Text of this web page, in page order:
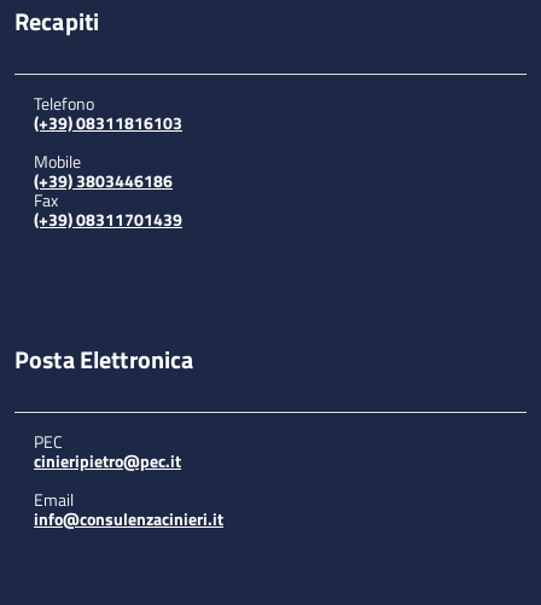
Recapiti
Telefono
(+39) 08311816103
Mobile
(+39) 3803446186
Fax
(+39) 08311701439
Posta Elettronica
PEC
cinieripietro@pec.it
Email
info@consulenzacinieri.it